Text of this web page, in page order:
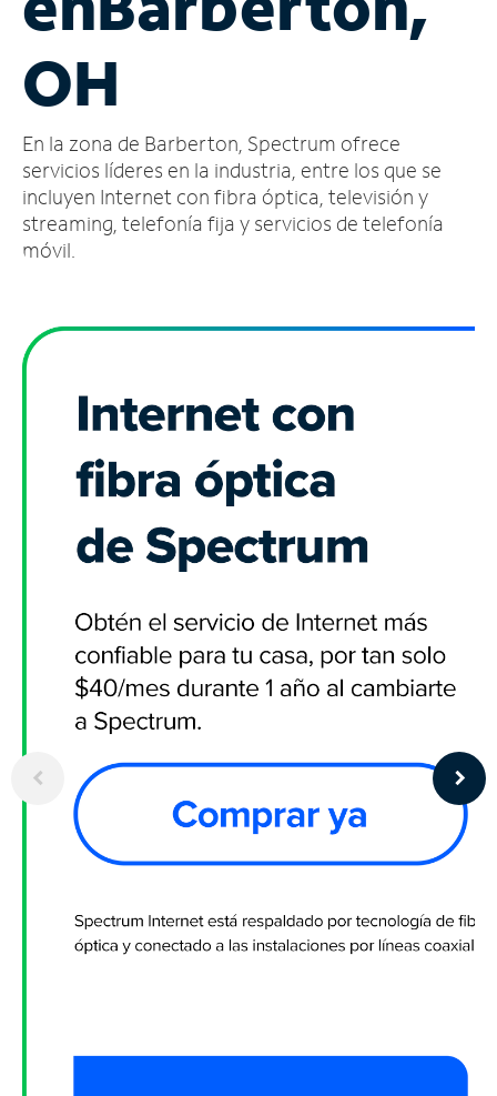
cuenta
Encuentra
tienda
OH
En la zona de Barberton, Spectrum ofrece
servicios líderes en la industria, entre los que se
incluyen Internet con fibra óptica, televisión y
streaming, telefonía fija y servicios de telefonía
móvil.